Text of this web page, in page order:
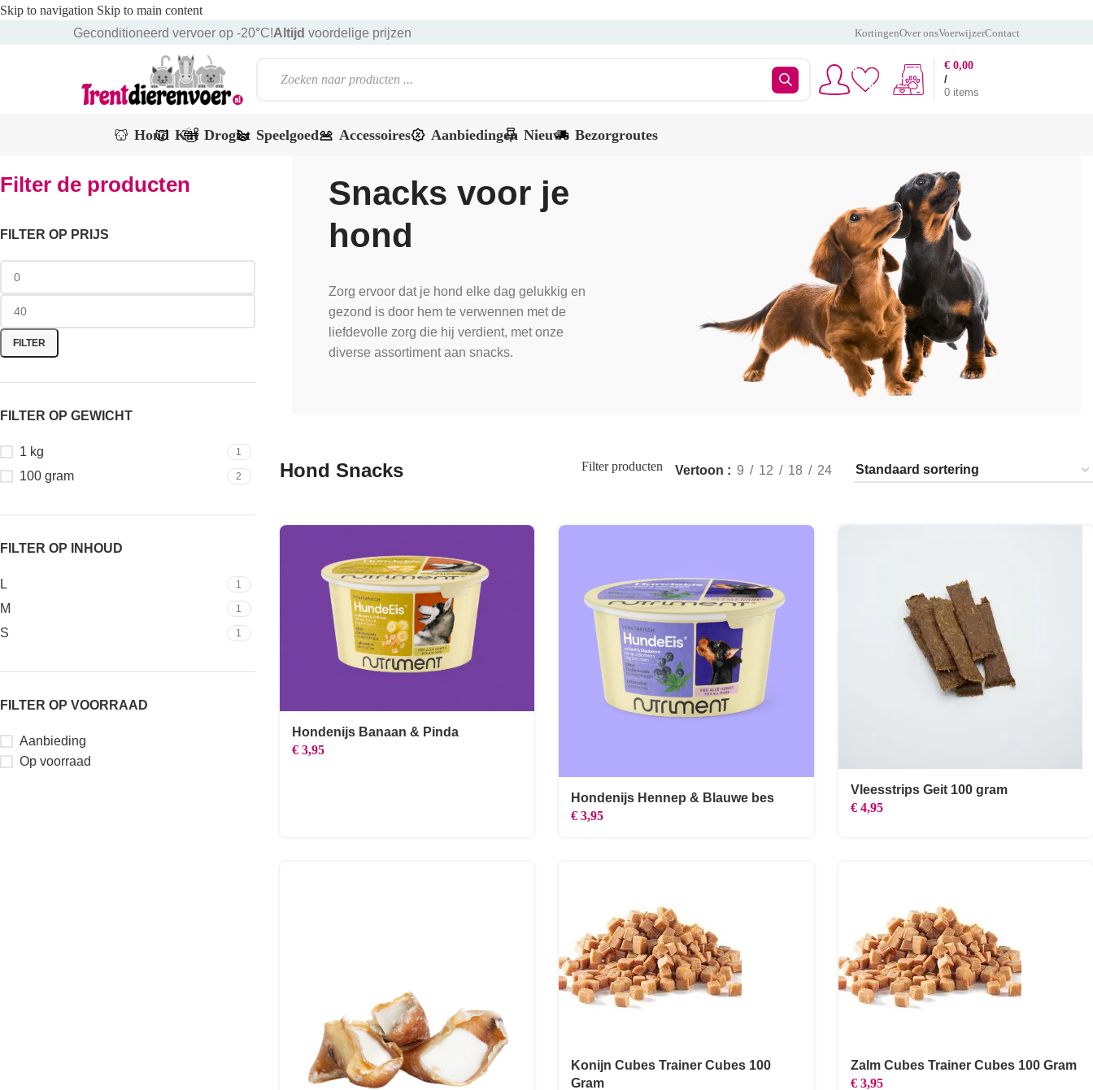
Skip to navigation Skip to main content
Geconditioneerd vervoer op -20°C!Altijd voordelige prijzen KortingenOver onsVoerwijzerContact
0 items
/
€ 0,00
Hond Kat Drogist Speelgoed Accessoires Aanbiedingen Nieuws Bezorgroutes
Filter de producten
FILTER OP PRIJS
FILTER
FILTER OP GEWICHT
1 kg 1
100 gram 2
FILTER OP INHOUD
L 1
M 1
S 1
FILTER OP VOORRAAD
Aanbieding
Op voorraad
Snacks voor je
hond
Zorg ervoor dat je hond elke dag gelukkig en
gezond is door hem te verwennen met de
liefdevolle zorg die hij verdient, met onze
diverse assortiment aan snacks.
Hond Snacks Filter producten Vertoon 9 12 18 24
Hondenijs Banaan & Pinda
€3,95
Hondenijs Hennep & Blauwe bes
€ 3,95
Vleesstrips Geit 100 gram
€4,95
Konijn Cubes Trainer Cubes 100
Gram
Zalm Cubes Trainer Cubes 100 Gram
€3,95